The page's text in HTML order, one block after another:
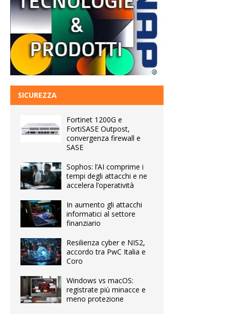
SICUREZZA
Fortinet 1200G e
FortiSASE Outpost,
convergenza firewall e
SASE
Sophos: l’AI comprime i
tempi degli attacchi e ne
accelera l’operatività
In aumento gli attacchi
informatici al settore
finanziario
Resilienza cyber e NIS2,
accordo tra PwC Italia e
Coro
Windows vs macOS:
registrate più minacce e
meno protezione